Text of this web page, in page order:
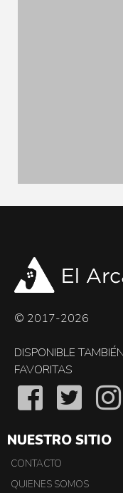
© 2017-2026
DISPONIBLE
FAVORITAS
NUESTRO SITIO
CONTACTO
QUIENES SOMOS